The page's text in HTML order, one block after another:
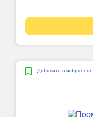
Добавить в избранное